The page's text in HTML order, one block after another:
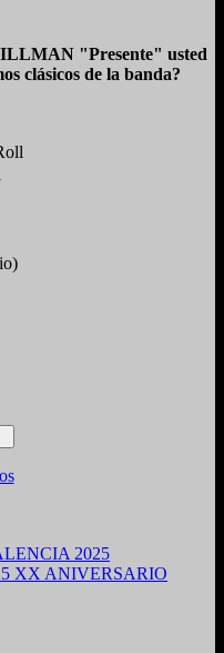
"Presente" usted
clásicos de la banda?